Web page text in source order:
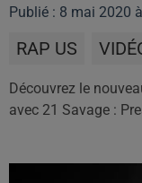
Publié : 8 mai 2020
RAP US
Découvrez le
avec 21 Savage :